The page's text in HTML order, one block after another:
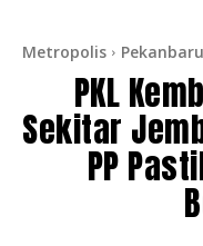
Metropolis Pekanbaru
PKL
Sekitar
PP